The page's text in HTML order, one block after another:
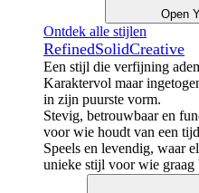
Open
Ontdek alle stijlen
RefinedSolidCreative
Een stijl die verfijning
Karaktervol maar
in zijn puurste vorm.
Stevig, betrouwbaar en
voor wie houdt van een
Speels en levendig, waar
unieke stijl voor wie